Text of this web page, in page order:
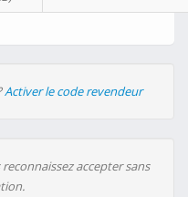
Activer le code revendeur
accepter sans